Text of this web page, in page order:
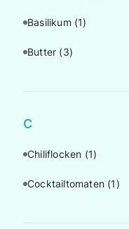
Basilikum (1)
Butter (3)
C
Chiliflocken (1)
Cocktailtomaten (1)